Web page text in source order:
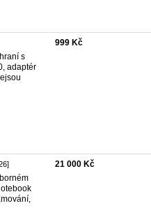
s
adaptér
999 Kč
21 000 Kč